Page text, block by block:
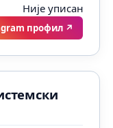
Није уписан
профил ↗